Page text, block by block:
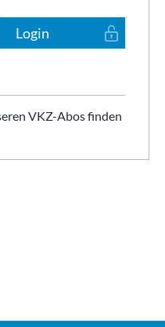
Login
VKZ-Abos finden